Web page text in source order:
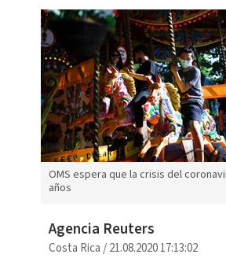
OMS espera que la crisis del
años
Agencia Reuters
Costa Rica /21.08.2020 17:13:02